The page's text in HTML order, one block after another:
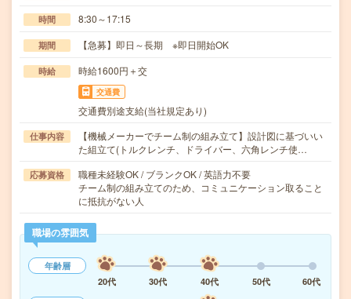
時間 8:30～17:15
期間 【急募】即日～長期 ※即日開始OK
時給 時給1600円＋交
交通費
交通費別途支給(当社規定あり)
仕事内容
【機械メーカーでチーム制の組み立て】設計図に基づいい
た組立て(トルクレンチ、ドライバー、六角レンチ使…
応募資格
職種未経験OK / ブランクOK / 英語力不要
チーム制の組み立てのため、コミュニケーション取ること
に抵抗がない人
職場の雰囲気
年齢層
20代
30代 40代 50代
60代